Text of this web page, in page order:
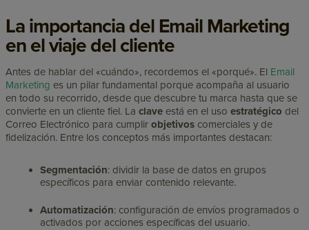
La importancia del Email Marketing
en el viaje del cliente
Antes de hablar del «cuándo», recordemos el «porqué». El Email
Marketing es un pilar fundamental porque acompaña al usuario
en todo su recorrido, desde que descubre tu marca hasta que se
convierte en un cliente fiel. Laclave está en el usoestratégico del
Correo Electrónico para cumplirobjetivos comerciales y de
fidelización. Entre los conceptos más importantes destacan:
Segmentación: dividir la base de datos en grupos
específicos para enviar contenido relevante.
Automatización: configuración de envíos programados o
activados por acciones específicas del usuario.